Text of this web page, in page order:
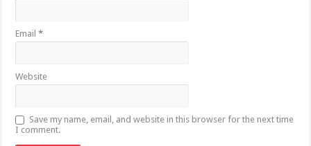
Email*
Website
Save my name, email, and website in this browser for the next time
I comment.